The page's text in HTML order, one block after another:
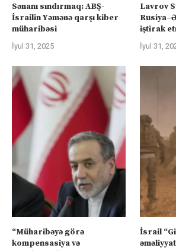
Sənanı sındırmaq: ABŞ-
İsrailin Yəmənə qarşı kiber
müharibəsi
İyul 31, 2025
Lavrov
iştirak
İyul 31,
“Müharibəyə görə
kompensasiya və
İsrail